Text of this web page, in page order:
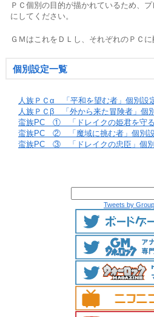
ＰＣ個別の目的が描かれているため、
にしてください。
ＧＭはこれをＤＬし、それぞれのＰＣに
個別設定一覧
人族ＰＣα 「平和を望む者」個別設
人族ＰＣβ 「外から来た冒険者」個
蛮族PC ① 「ドレイクの姫君を守る
蛮族PC ② 「魔域に挑む者」個別
蛮族PC ③ 「ドレイクの忠臣」個
Tweets by